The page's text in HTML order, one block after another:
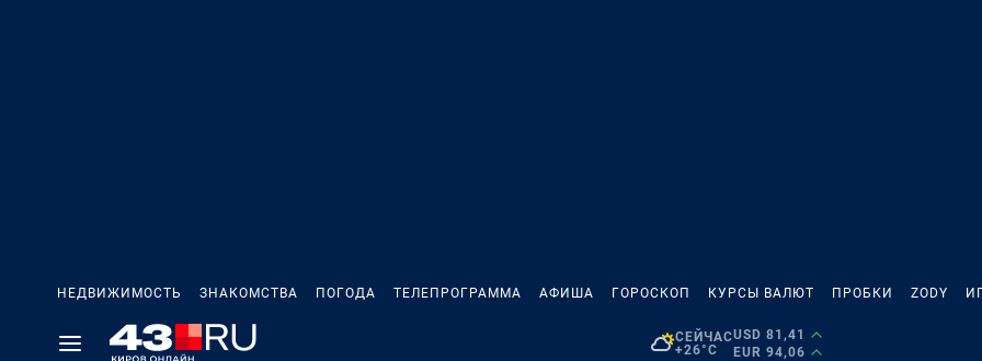
НЕДВИЖИМОСТЬ ЗНАКОМСТВА ПОГОДА ТЕЛЕПРОГРАММА АФИША ГОРОСКОП КУРСЫ ВАЛЮТ ПРОБКИ ZODY
СЕЙЧАС
+26°C
USD 81,41
EUR 94,06